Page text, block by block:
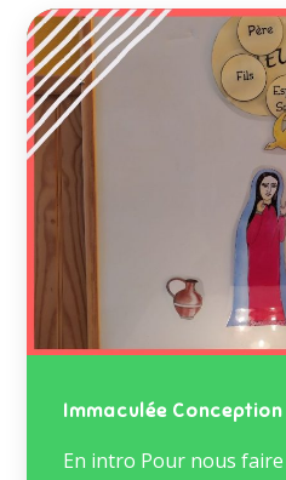
Immaculée Conception
En intro Pour nous